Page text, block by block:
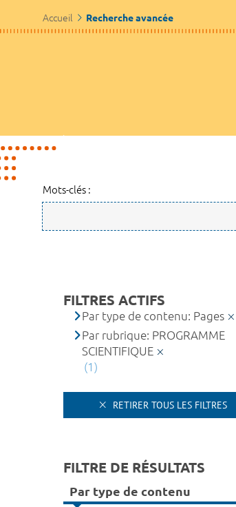
Accueil Recherche avancée
Mots-clés :
FILTRES ACTIFS
Par type de contenu: Pages
Par rubrique: PROGRAMME
SCIENTIFIQUE
(1)
RETIRER TOUS LES FILTRES
FILTRE DE RÉSULTATS
Par type de contenu